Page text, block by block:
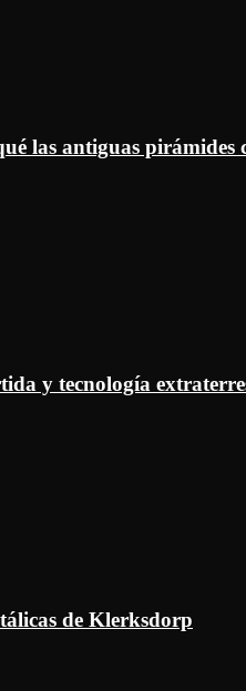
las antiguas pirámides
y tecnología
de Klerksdorp